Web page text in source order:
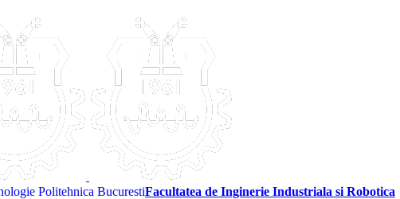
Politehnica BucurestiFacultatea de Inginerie Industriala si Robotica